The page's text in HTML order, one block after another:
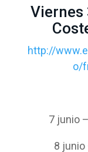
Viernes
http://
o/
7 junio
8 junio